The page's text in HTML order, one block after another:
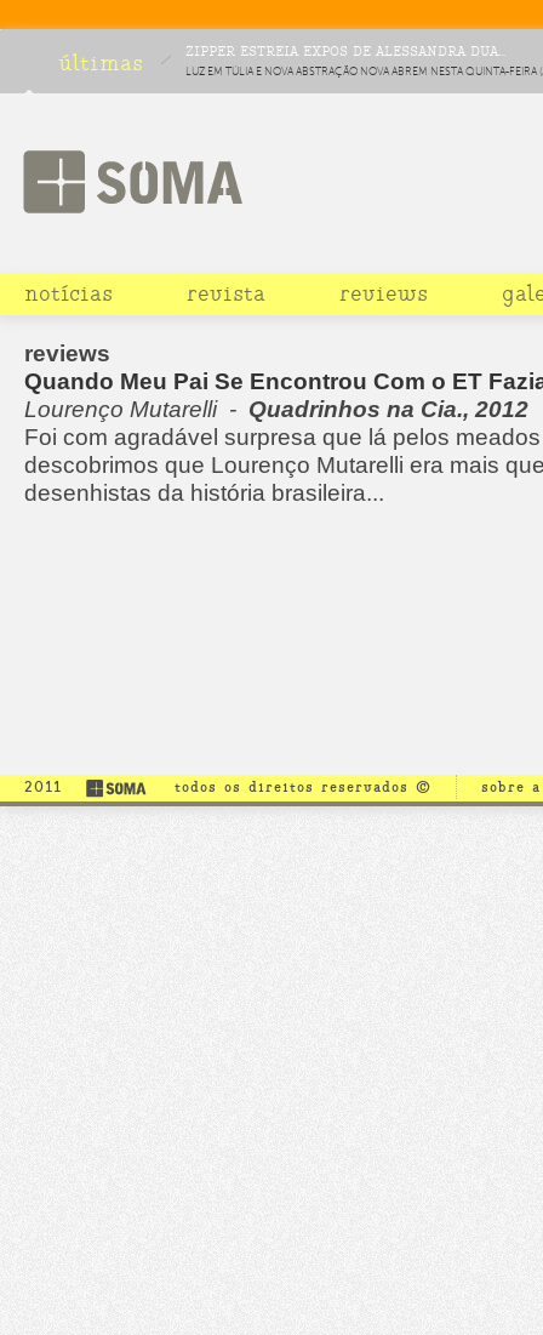
últimas ZIPPER ESTREIA EXPOS DE ALESSANDRA DUA...
LUZ EM TÚLIA E NOVA ABSTRAÇÃO NOVA ABREM NESTA QUINTA-FEIRA
FICAM EM CARTAZ ATÉ 16 DE MARÇO
notícias revista reviews
reviews
Quando Meu Pai Se Encontrou Com o ET
Lourenço Mutarelli - Quadrinhos na Cia., 2012
Foi com agradável surpresa que lá pelos
descobrimos que Lourenço Mutarelli era mais
desenhistas da história brasileira...
2011 todos os direitos reservados © sobre